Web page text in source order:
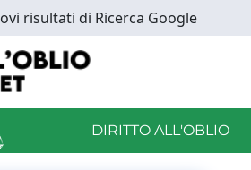
risultati di Ricerca Google
DIRITTO ALL'OBLIO